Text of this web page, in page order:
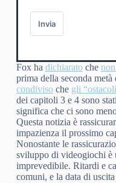
Invia
Fox ha dichiaratoche
prima della seconda
condivisoche gli
dei capitoli 3 e 4 sono
significa che ci sono
Questa notizia è
impazienza il prossimo
Nonostante le
sviluppo di videogiochi è
imprevedibile. Ritardi e
comuni, e la data di